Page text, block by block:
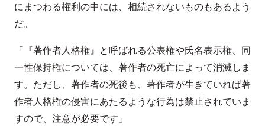
にまつわる権利の中には、相続されないものもあるよう
だ。
「『著作者人格権』と呼ばれる公表権や氏名表示権、同
一性保持権については、著作者の死亡によって消滅しま
す。ただし、著作者の死後も、著作者が生きていれば著
作者人格権の侵害にあたるような行為は禁止されていま
すので、注意が必要です」